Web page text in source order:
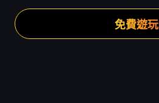
免費遊玩